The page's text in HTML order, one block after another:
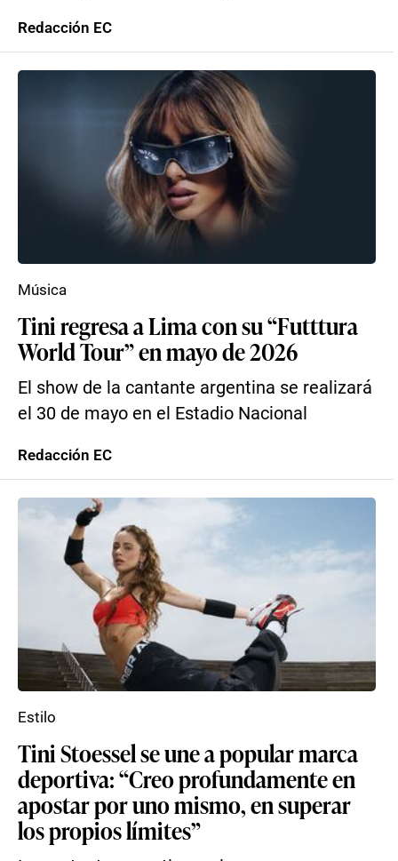
Redacción EC
Tini regresa a Lima con su “Futttura
World Tour” en mayo de 2026
El show de la cantante argentina se realizará
el 30 de mayo en el Estadio Nacional
Música
Redacción EC
Tini Stoessel se une a popular marca
deportiva: “Creo profundamente en
apostar por uno mismo, en superar
los propios límites”
Estilo